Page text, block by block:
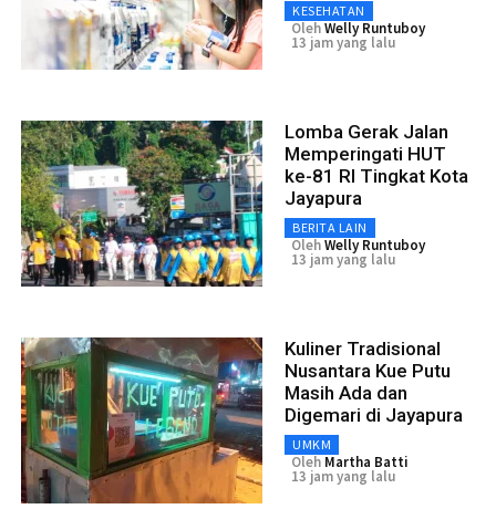
KESEHATAN
OlehWelly Runtuboy
13 jam yang lalu
Lomba Gerak Jalan
Memperingati HUT
ke-81 RI Tingkat Kota
Jayapura
BERITA LAIN
OlehWelly Runtuboy
13 jam yang lalu
Kuliner Tradisional
Nusantara Kue Putu
Masih Ada dan
Digemari di Jayapura
UMKM
Oleh Martha Batti
13 jam yang lalu